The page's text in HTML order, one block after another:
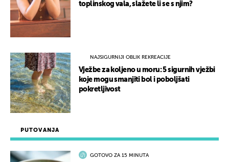
PUTOVANJA
GOTOVO ZA 15 MINUTA
toplinskog vala, slažete li se s njim?
NAJSIGURNIJI OBLIK REKREACIJE
Vježbe za koljeno u moru: 5 sigurnih vježbi
koje mogu smanjiti bol i poboljšati
pokretljivost